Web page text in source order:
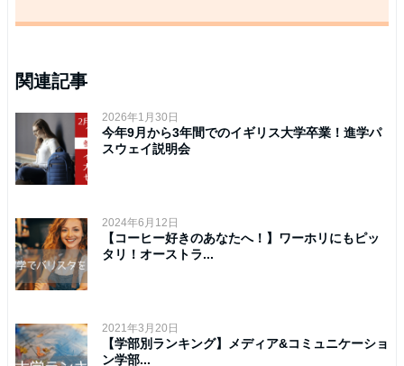
関連記事
2026年1月30日
今年9月から3年間でのイギリス大学卒業！進学パ
スウェイ説明会
2024年6月12日
【コーヒー好きのあなたへ！】ワーホリにもピッ
タリ！オーストラ...
2021年3月20日
【学部別ランキング】メディア&コミュニケーショ
ン学部...